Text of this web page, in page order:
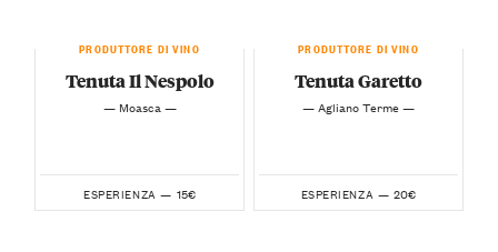
PRODUTTORE DI VINO
Tenuta Il Nespolo
— Moasca —
ESPERIENZA — 15€
PRODUTTORE DI VINO
Tenuta Garetto
— Agliano Terme —
ESPERIENZA — 20€